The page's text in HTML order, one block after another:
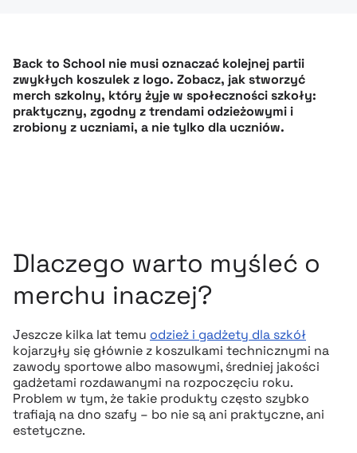
Back to School nie musi oznaczać kolejnej partii
zwykłych koszulek z logo. Zobacz, jak stworzyć
merch szkolny, który żyje w społeczności szkoły:
praktyczny, zgodny z trendami odzieżowymi i
zrobiony z uczniami, a nie tylko dla uczniów.
Dlaczego warto myśleć o
merchu inaczej?
Jeszcze kilka lat temu odzież i gadżety dla szkół
kojarzyły się głównie z koszulkami technicznymi na
zawody sportowe albo masowymi, średniej jakości
gadżetami rozdawanymi na rozpoczęciu roku.
Problem w tym, że takie produkty często szybko
trafiają na dno szafy – bo nie są ani praktyczne, ani
estetyczne.